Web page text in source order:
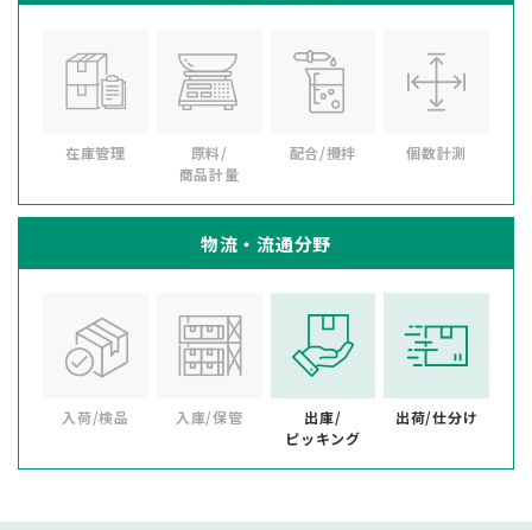
在庫管理
原料/
商品計量
配合/攪拌 個数計測
物流・流通分野
入荷/検品 入庫/保管
出庫/
ピッキング
出荷/仕分け